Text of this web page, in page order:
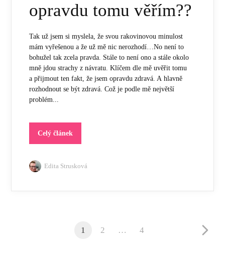
opravdu tomu věřím??
Tak už jsem si myslela, že svou rakovinovou minulost
mám vyřešenou a že už mě nic nerozhodí…No není to
bohužel tak zcela pravda. Stále to není ono a stále okolo
mně jdou strachy z návratu. Klíčem dle mě uvěřit tomu
a přijmout ten fakt, že jsem opravdu zdravá. A hlavně
rozhodnout se být zdravá. Což je podle mě největší
problém...
Celý článek
Edita Strusková
1 2 … 4